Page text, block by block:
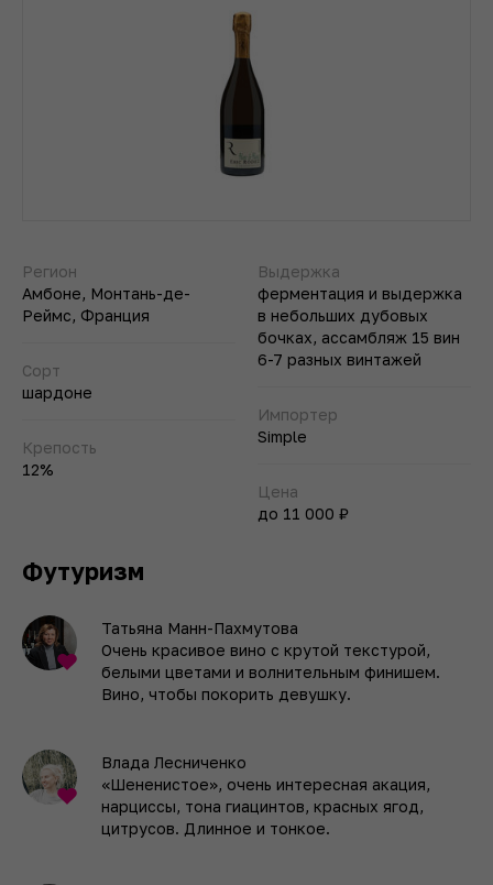
Регион
Амбоне, Монтань-де-
Реймс, Франция
Сорт
шардоне
Крепость
12%
Выдержка
ферментация и выдержка
в небольших дубовых
бочках, ассамбляж 15 вин
6-7 разных винтажей
Импортер
Simple
Цена
до 11 000 ₽
Футуризм
Татьяна Манн-Пахмутова
Очень красивое вино с крутой текстурой,
белыми цветами и волнительным финишем.
Вино, чтобы покорить девушку.
Влада Лесниченко
«Шененистое», очень интересная акация,
нарциссы, тона гиацинтов, красных ягод,
цитрусов. Длинное и тонкое.